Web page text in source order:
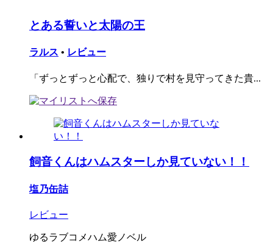
とある誓いと太陽の王
ラルス • レビュー
「ずっとずっと心配で、独りで村を見守ってきた貴...
飼音くんはハムスターしか見ていない！！
塩乃缶詰
レビュー
ゆるラブコメハム愛ノベル